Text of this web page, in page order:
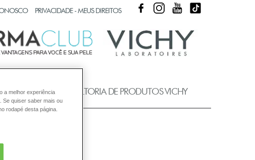
PRIVACIDADE - MEUS DIREITOS
FACEBOOKINSTAGRAM
YOUTUBE
CONSULTORIA DE PRODUTOS VICHY
ou caspa?
a melhor experiência
quiser saber mais ou
rodapé desta página.